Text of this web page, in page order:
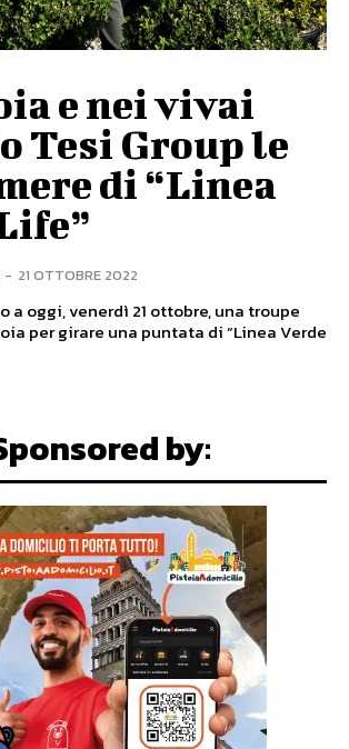
e nei vivai
Tesi Group le
di “Linea
- 21 OTTOBRE 2022
a oggi, venerdì 21 ottobre, una troupe
per girare una puntata di “Linea Verde
by: